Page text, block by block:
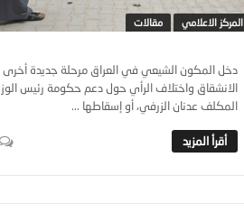
المركز الاعلامي مقالات
دخل المكون الشيعي في العراق مرحلة جديدة
الانشقاق واختلاف الرأي حول دعم حكومة رئيس
المكلف عدنان الزرفي، أو إسقاطها ...